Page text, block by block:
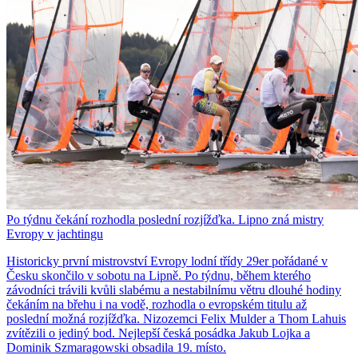
Po týdnu čekání rozhodla poslední rozjížďka. Lipno zná mistry
Evropy v jachtingu
Historicky první mistrovství Evropy lodní třídy 29er pořádané v
Česku skončilo v sobotu na Lipně. Po týdnu, během kterého
závodníci trávili kvůli slabému a nestabilnímu větru dlouhé hodiny
čekáním na břehu i na vodě, rozhodla o evropském titulu až
poslední možná rozjížďka. Nizozemci Felix Mulder a Thom Lahuis
zvítězili o jediný bod. Nejlepší česká posádka Jakub Lojka a
Dominik Szmaragowski obsadila 19. místo.